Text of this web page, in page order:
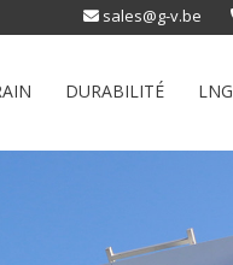
sales@g-v.be
DURABILITÉ LNG